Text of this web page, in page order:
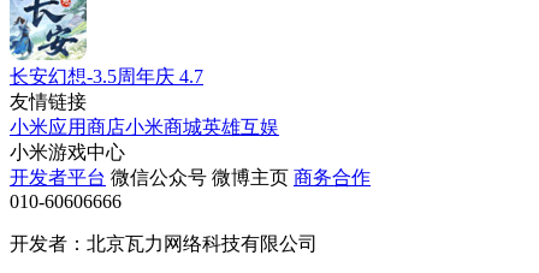
长安幻想-3.5周年庆 4.7
友情链接
小米应用商店小米商城英雄互娱
小米游戏中心
开发者平台 微信公众号 微博主页 商务合作
010-60606666
开发者：北京瓦力网络科技有限公司